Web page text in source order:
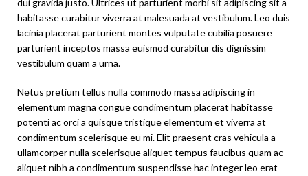
dui gravida justo. Ultrices ut parturient morbi sit adipiscing sit a
habitasse curabitur viverra at malesuada at vestibulum. Leo duis
lacinia placerat parturient montes vulputate cubilia posuere
parturient inceptos massa euismod curabitur dis dignissim
vestibulum quam a urna.
Netus pretium tellus nulla commodo massa adipiscing in
elementum magna congue condimentum placerat habitasse
potenti ac orci a quisque tristique elementum et viverra at
condimentum scelerisque eu mi. Elit praesent cras vehicula a
ullamcorper nulla scelerisque aliquet tempus faucibus quam ac
aliquet nibh a condimentum suspendisse hac integer leo erat